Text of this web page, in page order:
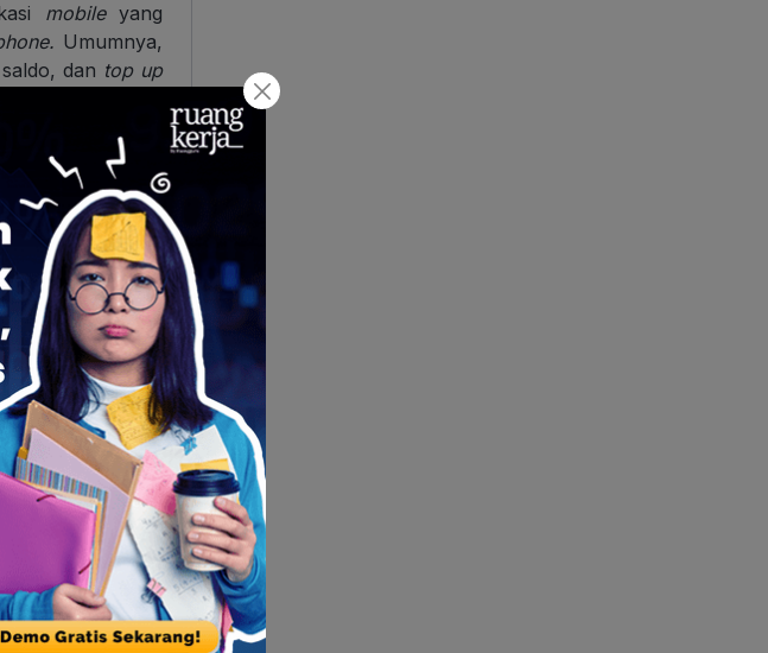
mobileyang
Umumnya,
dan top up
sama dengan m-
bisa melakukan
dan pembayaran
transaksi
cek saldo,
lebih mudah,
dan tidak